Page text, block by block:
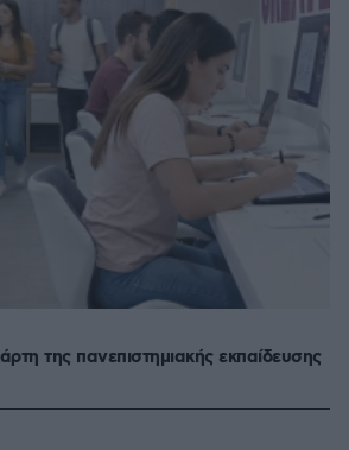
της πανεπιστημιακής εκπαίδευσης